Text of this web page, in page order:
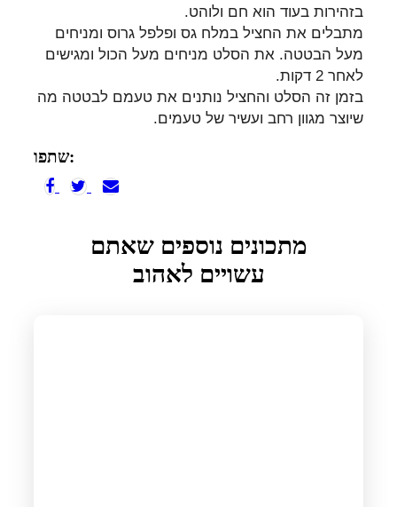
בזהירות בעוד הוא חם ולוהט.
מתבלים את החציל במלח גס ופלפל גרוס ומניחים
מעל הבטטה. את הסלט מניחים מעל הכול ומגישים
לאחר 2 דקות
.
בזמן זה הסלט והחציל נותנים את טעמם לבטטה מה
שיוצר מגוון רחב ועשיר של טעמים.
שתפו:
מתכונים נוספים שאתם
עשויים לאהוב